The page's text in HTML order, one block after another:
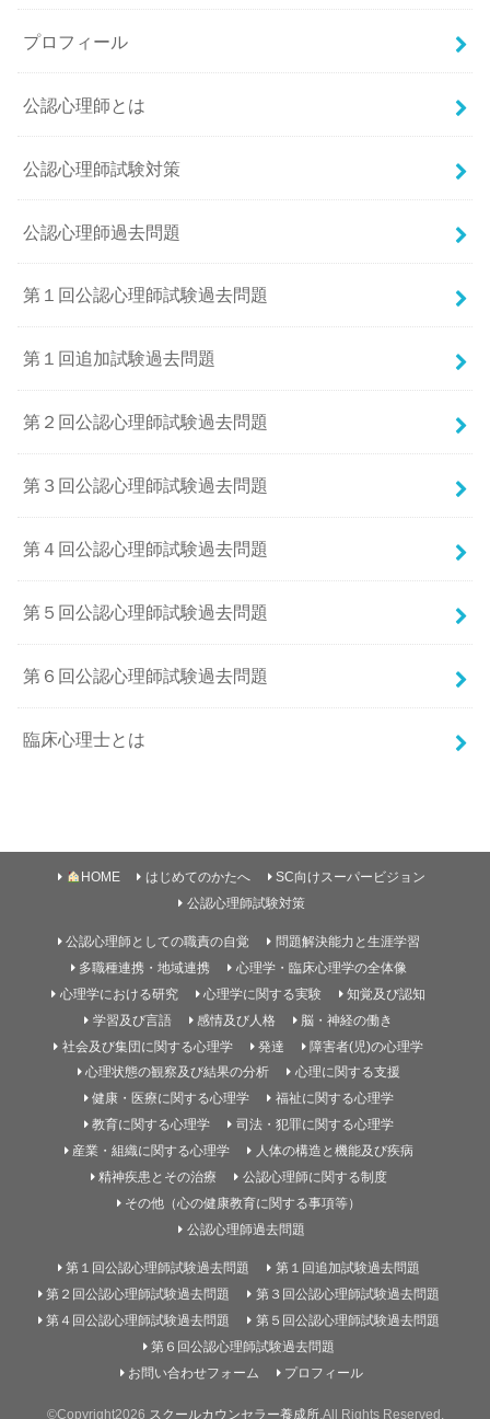
プロフィール
公認心理師とは
公認心理師試験対策
公認心理師過去問題
第１回公認心理師試験過去問題
第１回追加試験過去問題
第２回公認心理師試験過去問題
第３回公認心理師試験過去問題
第４回公認心理師試験過去問題
第５回公認心理師試験過去問題
第６回公認心理師試験過去問題
臨床心理士とは
HOME はじめてのかたへ
SC向けスーパービジョン
公認心理師試験対策
公認心理師としての職責の自覚
問題解決能力と生涯学習
多職種連携・地域連携
心理学・臨床心理学の全体像
心理学における研究
心理学に関する実験
知覚及び認知
学習及び言語
感情及び人格
脳・神経の働き
社会及び集団に関する心理学
発達
障害者(児)の心理学
心理状態の観察及び結果の分析
心理に関する支援
健康・医療に関する心理学
福祉に関する心理学
教育に関する心理学
司法・犯罪に関する心理学
産業・組織に関する心理学
人体の構造と機能及び疾病
精神疾患とその治療
公認心理師に関する制度
その他（心の健康教育に関する事項等）
公認心理師過去問題
第１回公認心理師試験過去問題
第１回追加試験過去問題
第２回公認心理師試験過去問題
第３回公認心理師試験過去問題
第４回公認心理師試験過去問題
第５回公認心理師試験過去問題
第６回公認心理師試験過去問題
お問い合わせフォーム
プロフィール
©Copyright2026 スクールカウンセラー養成所.All Rights Reserved.